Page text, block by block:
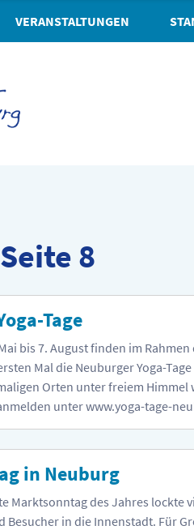
VERANSTALTUNGEN
8
Tage
bis 7. August finden im Rahmen
Mal die Neuburger Yoga-
Orten unter freiem Himmel
unter www.yoga-tage-
in Neuburg
Marktsonntag des Jahres lockte
Besucher in die Innenstadt. Für